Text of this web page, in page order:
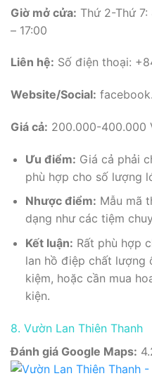
Giờ mở cửa: Thứ 2-Thứ
– 17:00
Liên hệ: Số điện thoại:
Website/Social:
Giá cả: 200.000-400.000
Ưu điểm: Giá cả phải
phù hợp cho số lượng
Nhược điểm: Mẫu mã
dạng như các tiệm
Kết luận: Rất phù hợp
lan hồ điệp chất lượng
kiệm, hoặc cần mua
kiện.
8. Vườn Lan Thiên Thanh
Đánh giá Google Maps: